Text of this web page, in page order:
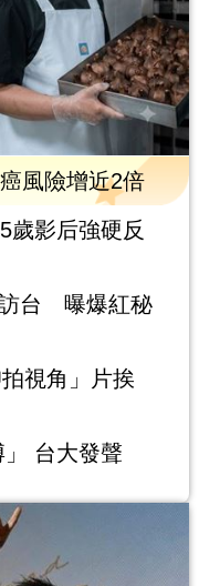
風險增近2倍
影后強硬反
訪台 曝爆紅秘
視角」片挨
台大發聲